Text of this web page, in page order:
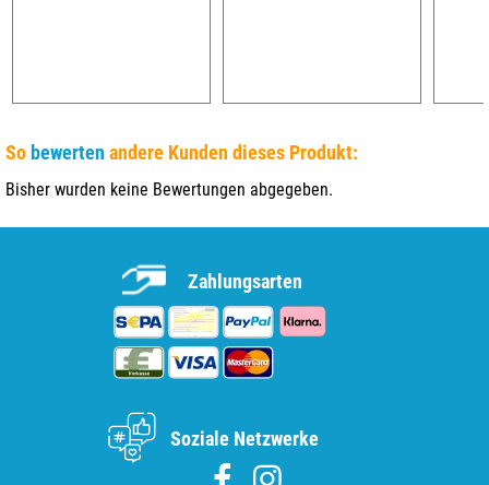
So bewerten andere Kunden dieses Produkt:
Bisher wurden keine Bewertungen abgegeben.
Zahlungsarten
Soziale Netzwerke